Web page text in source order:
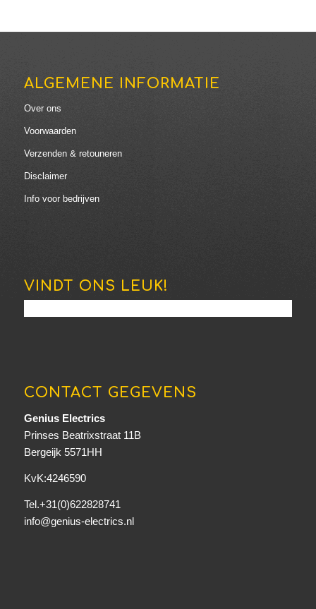
ALGEMENE INFORMATIE
Over ons
Voorwaarden
Verzenden & retouneren
Disclaimer
Info voor bedrijven
VINDT ONS LEUK!
CONTACT GEGEVENS
Genius Electrics
Prinses Beatrixstraat 11B
Bergeijk 5571HH
KvK:4246590
Tel.+31(0)622828741
info@genius-electrics.nl